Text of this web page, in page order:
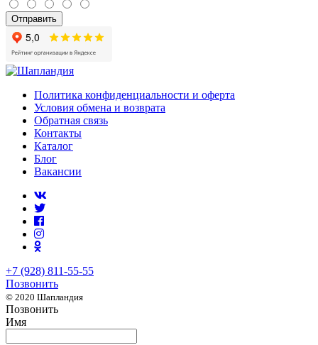
Отправить
Политика конфиденциальности и оферта
Условия обмена и возврата
Обратная связь
Контакты
Каталог
Блог
Вакансии
+7 (928) 811-55-55
Позвонить
© 2020 Шапландия
Позвонить
Имя